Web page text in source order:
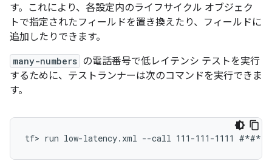
す。これにより、各設定内のライフサイクル オブジェク
トで指定されたフィールドを置き換えたり、フィールドに
追加したりできます。
many-numbers の電話番号で低レイテンシ テストを実行
するために、テストランナーは次のコマンドを実行できま
す。